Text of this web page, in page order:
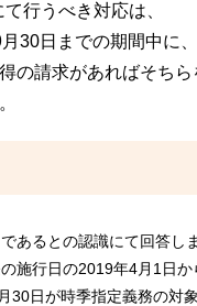
行うべき対応は、
30日までの期間中に
の請求があればそちら
あるとの認識にて回答しま
施行日の2019年4月1日
30日が時季指定義務の対